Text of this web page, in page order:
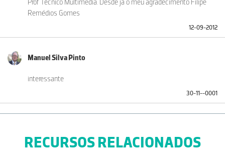
Prof Técnico Multimedia. Desde já o meu agradecimento Filipe
Remédios Gomes
12-09-2012
Manuel Silva Pinto
interessante
30-11--0001
RECURSOS RELACIONADOS